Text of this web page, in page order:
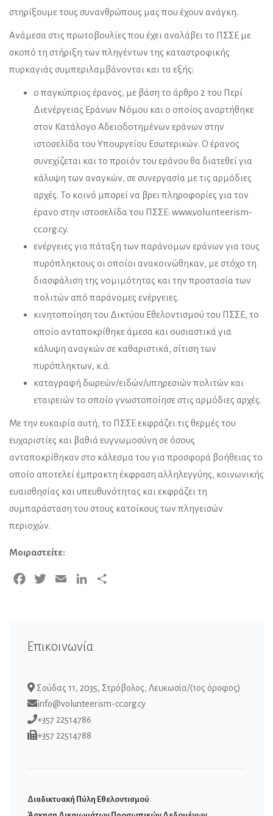
στηρίξουμε τους συνανθρώπους μας που έχουν ανάγκη.
Ανάμεσα στις πρωτοβουλίες που έχει αναλάβει το ΠΣΣΕ με
σκοπό τη στήριξη των πληγέντων της καταστροφικής
πυρκαγιάς συμπεριλαμβάνονται και τα εξής:
ο παγκύπριος έρανος, με βάση το άρθρο 2 του Περί
Διενέργειας Εράνων Νόμου και ο οποίος αναρτήθηκε
στον Κατάλογο Αδειοδοτημένων εράνων στην
ιστοσελίδα του Υπουργείου Εσωτερικών. Ο έρανος
συνεχίζεται και το προϊόν του εράνου θα διατεθεί για
κάλυψη των αναγκών, σε συνεργασία με τις αρμόδιες
αρχές. Το κοινό μπορεί να βρει πληροφορίες για τον
έρανο στην ιστοσελίδα του ΠΣΣΕ: www.volunteerism-
cc.org.cy.
ενέργειες για πάταξη των παράνομων εράνων για τους
πυρόπληκτους οι οποίοι ανακοινώθηκαν, με στόχο τη
διασφάλιση της νομιμότητας και την προστασία των
πολιτών από παράνομες ενέργειες.
κινητοποίηση του Δικτύου Εθελοντισμού του ΠΣΣΕ, το
οποίο ανταποκρίθηκε άμεσα και ουσιαστικά για
κάλυψη αναγκών σε καθαριστικά, σίτιση των
πυρόπληκτων, κ.ά.
καταγραφή δωρεών/ειδών/υπηρεσιών πολιτών και
εταιρειών το οποίο γνωστοποίησε στις αρμόδιες αρχές.
Με την ευκαιρία αυτή, το ΠΣΣΕ εκφράζει τις θερμές του
ευχαριστίες και βαθιά ευγνωμοσύνη σε όσους
ανταποκρίθηκαν στο κάλεσμα του για προσφορά βοήθειας το
οποίο αποτελεί έμπρακτη έκφραση αλληλεγγύης, κοινωνικής
ευαισθησίας και υπευθυνότητας και εκφράζει τη
συμπαράσταση του στους κατοίκους των πληγεισών
περιοχών.
Μοιραστείτε:
Facebook
Twitter Email LinkedIn
Επικοινωνία
Σούδας 11, 2035, Στρόβολος, Λευκωσία/(1ος όροφος)
info@volunteerism-cc.org.cy
+357 22514786
+357 22514788
Διαδικτυακή Πύλη Εθελοντισμού